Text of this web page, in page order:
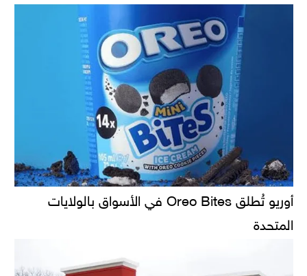
أوريو تُطلق Oreo Bites في الأسواق بالولايات
المتحدة